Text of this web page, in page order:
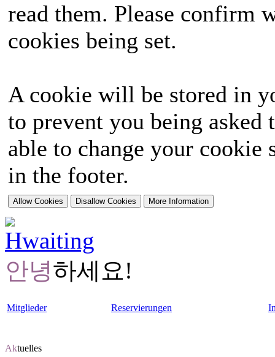
read them. Please confirm
cookies being set.
A cookie will be stored in
to prevent you being
able to change your
in the footer.
안녕하세요!
Mitglieder Reservierungen
Aktuelles